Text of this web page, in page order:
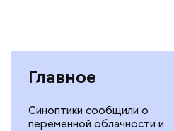
Главное
Синоптики сообщили о
переменной облачности и